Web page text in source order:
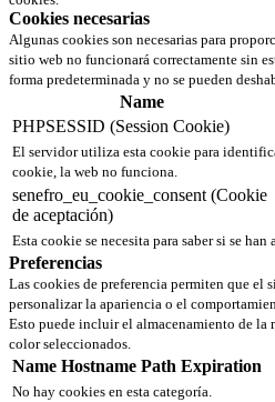
Cookies necesarias
Algunas cookies son necesarias para
sitio web no funcionará correctamente sin
forma predeterminada y no se pueden
Name
PHPSESSID (Session Cookie)
El servidor utiliza esta cookie para
cookie, la web no funciona.
senefro_eu_cookie_consent (Cookie
de aceptación)
Esta cookie se necesita para saber si se
Preferencias
Las cookies de preferencia permiten que el
personalizar la apariencia o el
Esto puede incluir el almacenamiento de la
color seleccionados.
Name Hostname Path Expiration
No hay cookies en esta categoría.